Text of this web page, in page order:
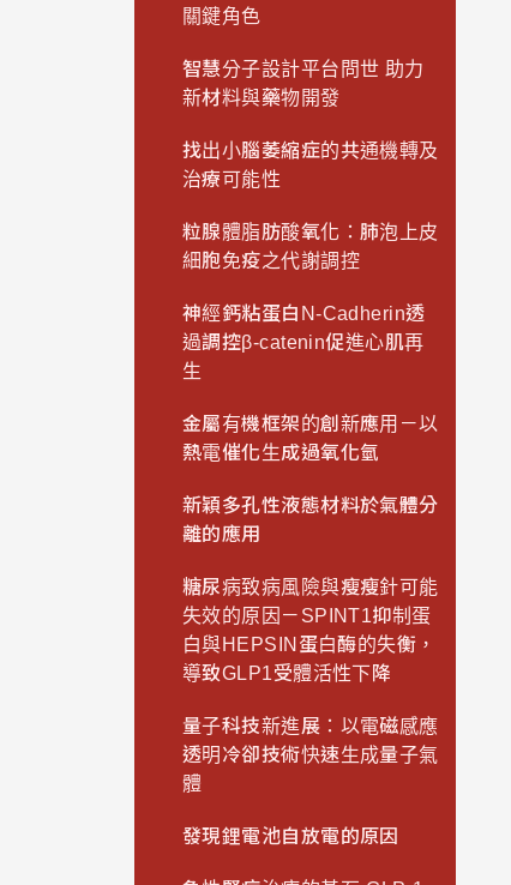
關鍵角色
智慧分子設計平台問世 助力
新材料與藥物開發
找出小腦萎縮症的共通機轉及
治療可能性
粒腺體脂肪酸氧化：肺泡上皮
細胞免疫之代謝調控
神經鈣粘蛋白N-Cadherin透
過調控β-catenin促進心肌再
生
金屬有機框架的創新應用－以
熱電催化生成過氧化氫
新穎多孔性液態材料於氣體分
離的應用
糖尿病致病風險與瘦瘦針可能
失效的原因－SPINT1抑制蛋
白與HEPSIN蛋白酶的失衡，
導致GLP1受體活性下降
量子科技新進展：以電磁感應
透明冷卻技術快速生成量子氣
體
發現鋰電池自放電的原因